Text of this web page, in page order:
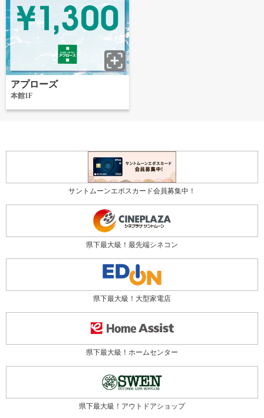
アプローズ
本館1F
サントムーンエポスカード会員募集中！
県下最大級！最先端シネコン
県下最大級！大型家電店
県下最大級！ホームセンター
県下最大級！アウトドアショップ